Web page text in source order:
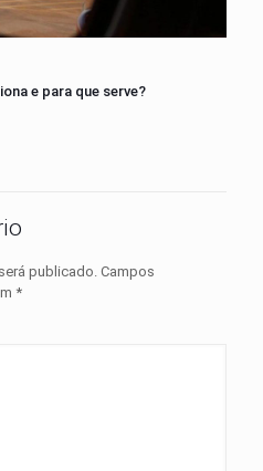
e para que serve?
publicado. Campos
*